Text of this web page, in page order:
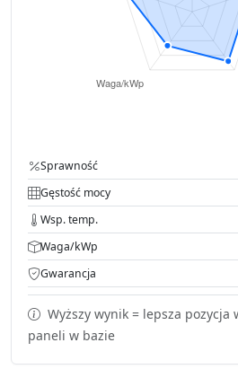
Sprawność
Gęstość mocy
Wsp. temp.
Waga/kWp
Gwarancja
Wyższy wynik = lepsza pozycja
paneli w bazie